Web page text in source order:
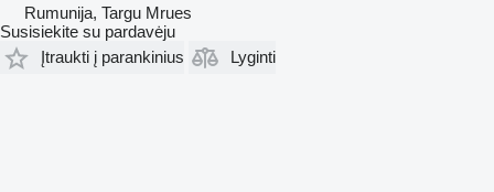
Rumunija, Targu Mrues
Susisiekite su pardavėju
Įtraukti į parankinius
Lyginti